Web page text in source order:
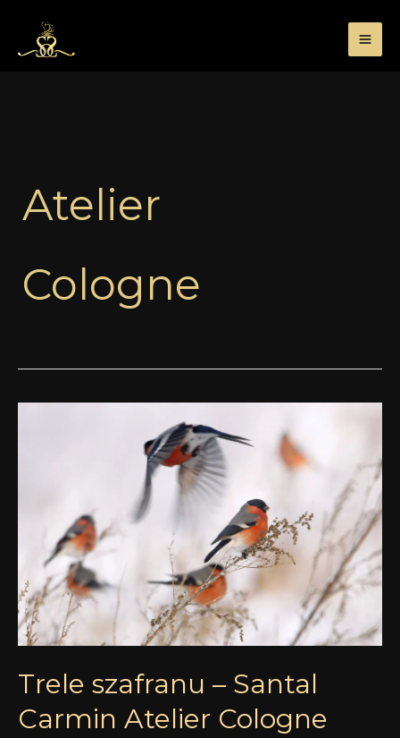
treści
Atelier
Cologne
Trele szafranu – Santal
Carmin Atelier Cologne
Atelier
Cologne